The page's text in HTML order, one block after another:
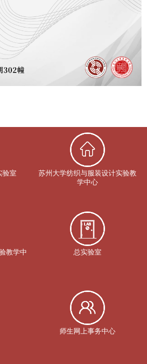
验室
苏州大学纺织与服装设计实验教
学中心
教学中
总实验室
师生网上事务中心